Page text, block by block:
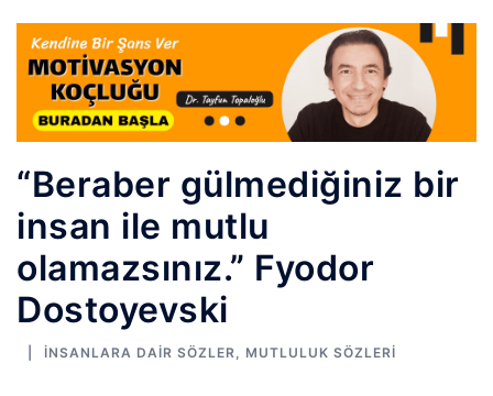
“Beraber gülmediğiniz bir
insan ile mutlu
olamazsınız.” Fyodor
Dostoyevski
İNSANLARA DAIR SÖZLER MUTLULUK SÖZLERI